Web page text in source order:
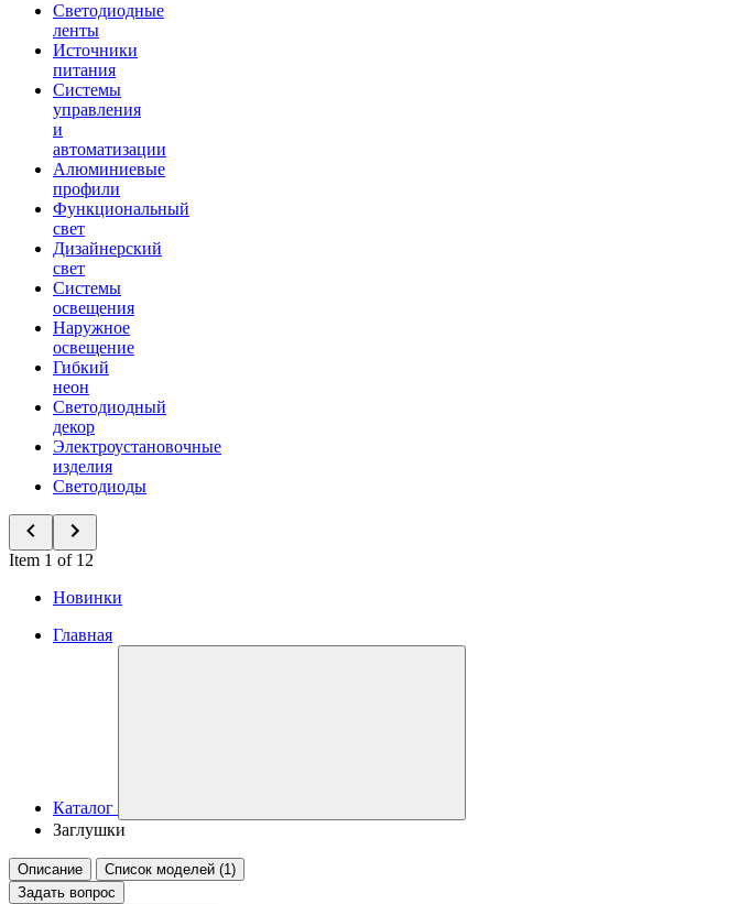
Светодиодные
ленты
Источники
питания
Системы
управления
и
автоматизации
Алюминиевые
профили
Функциональный
свет
Дизайнерский
свет
Системы
освещения
Наружное
освещение
Гибкий
неон
Светодиодный
декор
Электроустановочные
изделия
Светодиоды
Item 1 of 12
Новинки
Главная
Каталог
Заглушки
Описание
Список моделей (1)
Задать вопрос